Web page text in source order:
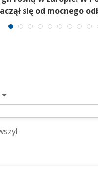
się od mocnego